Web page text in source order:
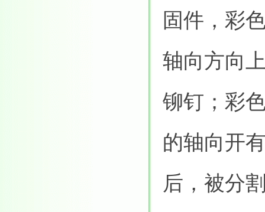
固件，彩
轴向方向
铆钉；彩
的轴向开
后，被分